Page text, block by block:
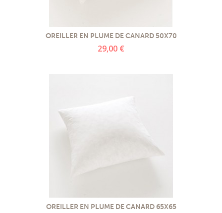
OREILLER EN PLUME DE CANARD 50X70
29,00 €
OREILLER EN PLUME DE CANARD 65X65